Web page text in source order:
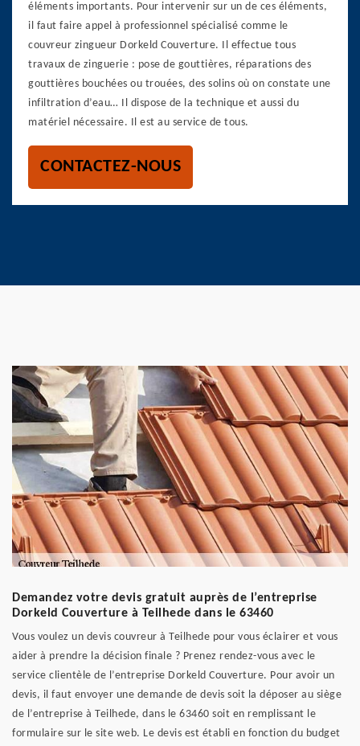
éléments importants. Pour intervenir sur un de ces éléments,
il faut faire appel à professionnel spécialisé comme le
couvreur zingueur Dorkeld Couverture. Il effectue tous
travaux de zinguerie : pose de gouttières, réparations des
gouttières bouchées ou trouées, des solins où on constate une
infiltration d’eau… Il dispose de la technique et aussi du
matériel nécessaire. Il est au service de tous.
CONTACTEZ-NOUS
Demandez votre devis gratuit auprès de l’entreprise
Dorkeld Couverture à Teilhede dans le 63460
Vous voulez un devis couvreur à Teilhede pour vous éclairer et vous
aider à prendre la décision finale ? Prenez rendez-vous avec le
service clientèle de l’entreprise Dorkeld Couverture. Pour avoir un
devis, il faut envoyer une demande de devis soit la déposer au siège
de l’entreprise à Teilhede, dans le 63460 soit en remplissant le
formulaire sur le site web. Le devis est établi en fonction du budget